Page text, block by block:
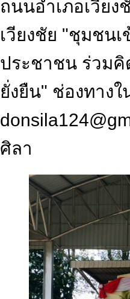
ถนนอำเภอเวีย
เวียงชัย "ชุมชน
ประชาชน ร่วม
ยั่งยืน" ช่องทาง
ศิลา